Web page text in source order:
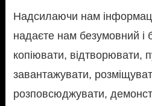
Надсилаючи нам
надаєте нам безумовний і
копіювати, відтворювати,
завантажувати,
розповсюджувати,